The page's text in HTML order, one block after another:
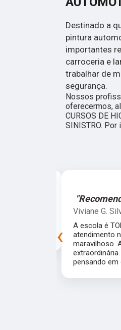
Destinado a
pintura
importantes
carroceria e
trabalhar de
segurança.
Nossos
oferecermos,
CURSOS DE
SINISTRO.
Viviane G.
A escola é
atendimento
maravilhoso.
pensando
‹